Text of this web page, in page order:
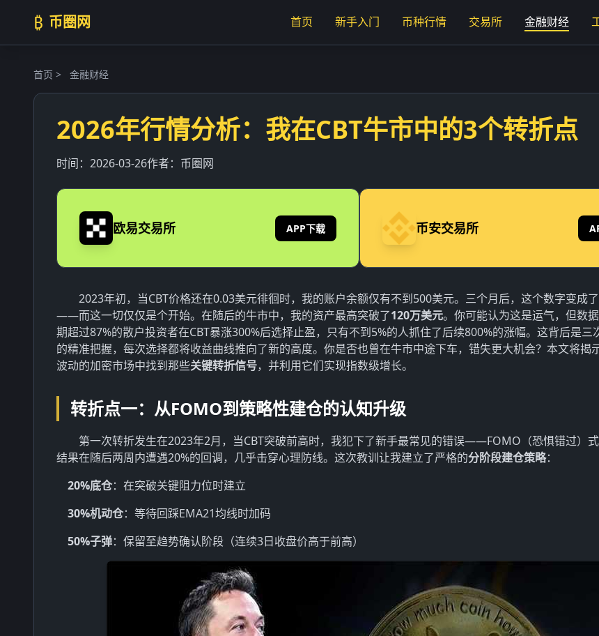
₿ 币圈网 首页 新手入门 币种行情 交易所 金融财经
首页 > 金融财经
2026年行情分析：我在CBT牛市中的3个转折点
时间： 2026-03-26作者： 币圈网
欧易交易所 APP下载 币安交易所
2023年初，当CBT价格还在0.03美元徘徊时，我的账户余额仅有不到500美元。三个月后，这个数字变成了
——而这一切仅仅是个开始。在随后的牛市中，我的资产最高突破了120万美元。你可能认为这是运气，但数
期超过87%的散户投资者在CBT暴涨300%后选择止盈，只有不到5%的人抓住了后续800%的涨幅。这背后是三
的精准把握，每次选择都将收益曲线推向了新的高度。你是否也曾在牛市中途下车，错失更大机会？本文将揭
波动的加密市场中找到那些关键转折信号，并利用它们实现指数级增长。
转折点一：从FOMO到策略性建仓的认知升级
第一次转折发生在2023年2月，当CBT突破前高时，我犯下了新手最常见的错误——FOMO（恐惧错过）式
结果在随后两周内遭遇20%的回调，几乎击穿心理防线。这次教训让我建立了严格的分阶段建仓策略：
20%底仓：在突破关键阻力位时建立
30%机动仓：等待回踩EMA21均线时加码
50%子弹：保留至趋势确认阶段（连续3日收盘价高于前高）